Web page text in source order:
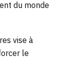
du monde
vise à
le